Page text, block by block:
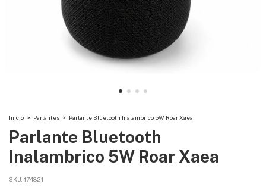
Inicio > Parlantes > Parlante Bluetooth Inalambrico 5W Roar Xaea
Parlante Bluetooth
Inalambrico 5W Roar Xaea
SKU: 174821